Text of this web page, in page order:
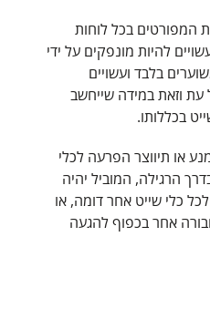
המפורטים בכל לוחות
להיות מונפקים על ידי
בלבד ועשויים
עת וזאת במידה שייחשב
בכללותו.
או תיווצר הפרעה לכלי
הרגילה, המוביל יהיה
כלי שייט אחר דומה, או
אחר בכפוף להגעה